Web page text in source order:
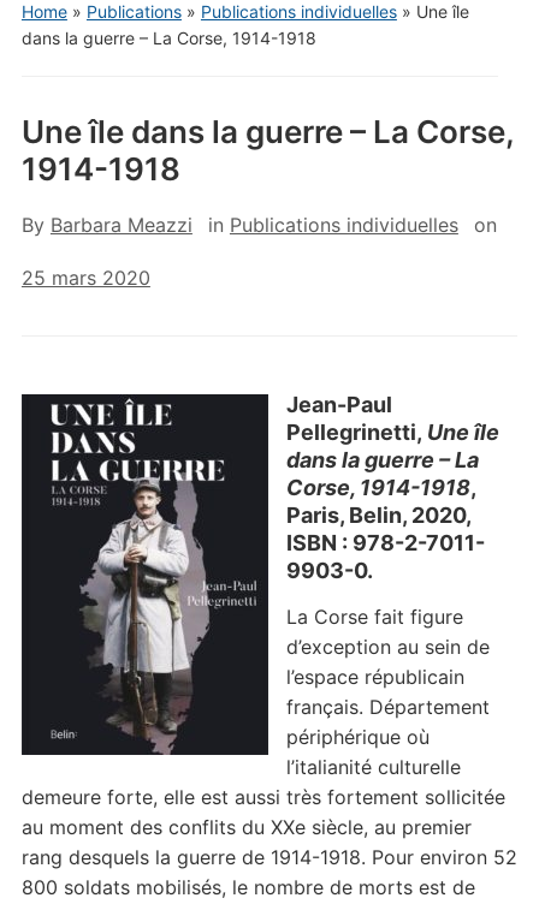
Home» Publications» Publications individuelles» Une île
dans la guerre – La Corse, 1914-1918
Une île dans la guerre – La Corse,
1914-1918
By Barbara Meazzi in Publications individuelles on
25 mars 2020
Jean-Paul
Pellegrinetti, Une île
dans la guerre – La
Corse, 1914-1918,
Paris, Belin, 2020,
ISBN : 978-2-7011-
9903-0.
La Corse fait figure
d’exception au sein de
l’espace républicain
français. Département
périphérique où
l’italianité culturelle
demeure forte, elle est aussi très fortement sollicitée
au moment des conflits du XXe siècle, au premier
rang desquels la guerre de 1914-1918. Pour environ 52
800 soldats mobilisés, le nombre de morts est de